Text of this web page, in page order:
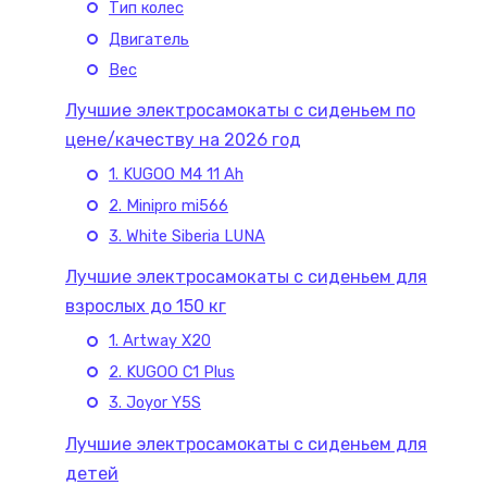
Тип колес
Двигатель
Вес
Лучшие электросамокаты с сиденьем по
цене/качеству на 2026 год
1. KUGOO M4 11 Ah
2. Minipro mi566
3. White Siberia LUNA
Лучшие электросамокаты с сиденьем для
взрослых до 150 кг
1. Artway Х20
2. KUGOO C1 Plus
3. Joyor Y5S
Лучшие электросамокаты с сиденьем для
детей